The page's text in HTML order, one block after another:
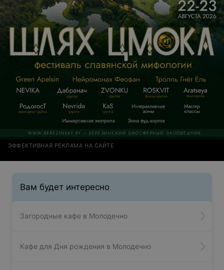
ЭФФЕКТИВНАЯ РЕКЛАМА НА САЙТЕ
Вам будет интересно
Загородные кафе в Молодечно
Кафе для Дня рождения в Молодечно